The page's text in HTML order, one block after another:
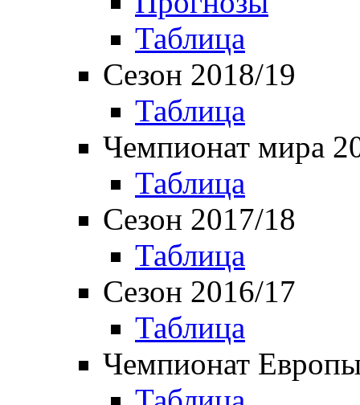
Таблица
Сезон 2018/19
Таблица
Чемпионат мира
Таблица
Сезон 2017/18
Таблица
Сезон 2016/17
Таблица
Чемпионат